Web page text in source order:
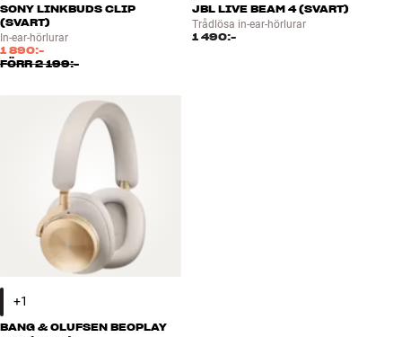
SONY LINKBUDS CLIP
(SVART)
In-ear-hörlurar
1 890:-
FÖRR2 199:-
JBL LIVE BEAM 4 (SVART)
Trådlösa in-ear-hörlurar
1 490:-
BANG & OLUFSEN BEOPLAY